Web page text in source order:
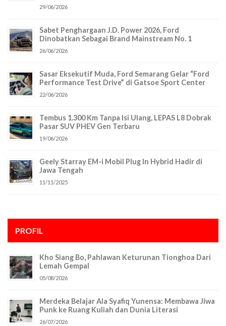
29/06/2026
Sabet Penghargaan J.D. Power 2026, Ford
Dinobatkan Sebagai Brand Mainstream No. 1
26/06/2026
Sasar Eksekutif Muda, Ford Semarang Gelar “Ford
Performance Test Drive” di Gatsoe Sport Center
22/06/2026
Tembus 1.300 Km Tanpa Isi Ulang, LEPAS L8 Dobrak
Pasar SUV PHEV Gen Terbaru
19/06/2026
Geely Starray EM-i Mobil Plug In Hybrid Hadir di
Jawa Tengah
11/11/2025
PROFIL
Kho Siang Bo, Pahlawan Keturunan Tionghoa Dari
Lemah Gempal
05/08/2026
Merdeka Belajar Ala Syafiq Yunensa: Membawa Jiwa
Punk ke Ruang Kuliah dan Dunia Literasi
26/07/2026